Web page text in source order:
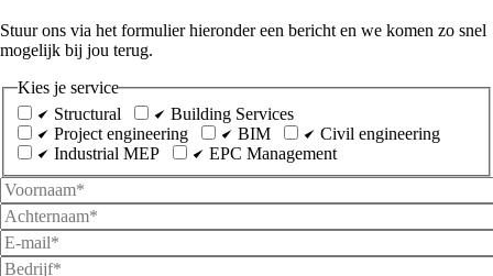
Stuur ons via het formulier hieronder een bericht en we komen zo snel
mogelijk bij jou terug.
Kies je service
Structural
Building Services
Project engineering
BIM
Civil engineering
Industrial MEP
EPC Management
Voornaam
Achternaam
E-
mailadres
Bedrijf